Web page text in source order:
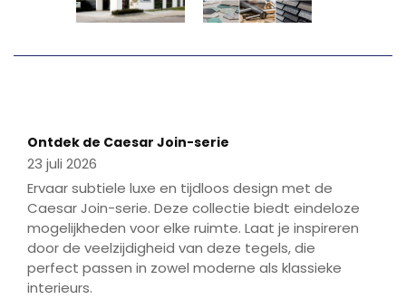
Play
Ontdek de Caesar Join-serie
23 juli 2026
Ervaar subtiele luxe en tijdloos design met de
Caesar Join-serie. Deze collectie biedt eindeloze
mogelijkheden voor elke ruimte. Laat je inspireren
door de veelzijdigheid van deze tegels, die
perfect passen in zowel moderne als klassieke
interieurs.